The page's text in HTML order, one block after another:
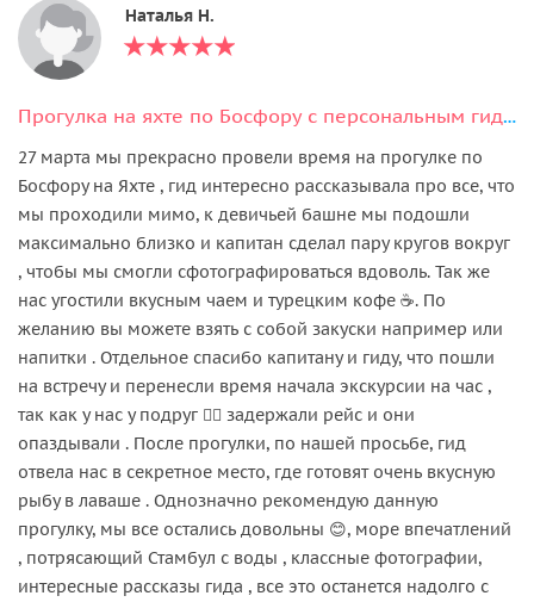
Наталья Н.
Прогулка на яхте по Босфору с персональным гидом
27 марта мы прекрасно провели время на прогулке по
Босфору на Яхте , гид интересно рассказывала про все, что
мы проходили мимо, к девичьей башне мы подошли
максимально близко и капитан сделал пару кругов вокруг
, чтобы мы смогли сфотографироваться вдоволь. Так же
нас угостили вкусным чаем и турецким кофе ☕️. По
желанию вы можете взять с собой закуски например или
напитки . Отдельное спасибо капитану и гиду, что пошли
на встречу и перенесли время начала экскурсии на час ,
так как у нас у подруг 👯‍♀️ задержали рейс и они
опаздывали . После прогулки, по нашей просьбе, гид
отвела нас в секретное место, где готовят очень вкусную
рыбу в лаваше . Однозначно рекомендую данную
прогулку, мы все остались довольны 😊, море впечатлений
, потрясающий Стамбул с воды , классные фотографии,
интересные рассказы гида , все это останется надолго с